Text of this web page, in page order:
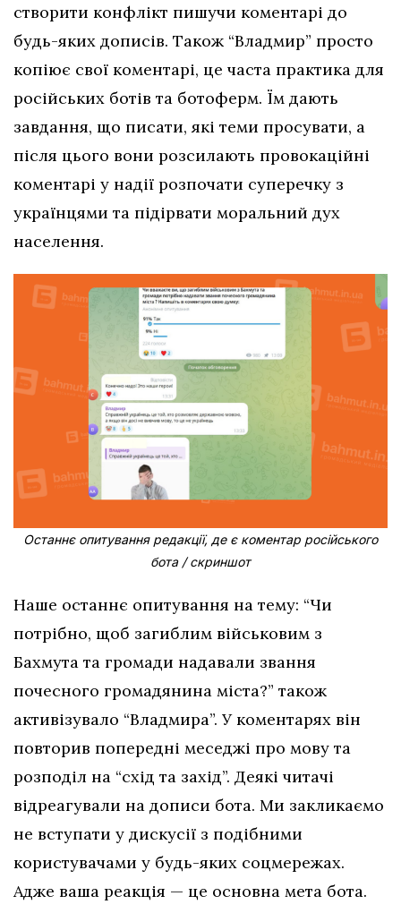
створити конфлікт пишучи коментарі до
будь-яких дописів. Також “Владмир” просто
копіює свої коментарі, це часта практика для
російських ботів та ботоферм. Їм дають
завдання, що писати, які теми просувати, а
після цього вони розсилають провокаційні
коментарі у надії розпочати суперечку з
українцями та підірвати моральний дух
населення.
Останнє опитування редакції, де є коментар російського
бота / скриншот
Наше останнє опитування на тему: “Чи
потрібно, щоб загиблим військовим з
Бахмута та громади надавали звання
почесного громадянина міста?” також
активізувало “Владмира”. У коментарях він
повторив попередні меседжі про мову та
розподіл на “схід та захід”. Деякі читачі
відреагували на дописи бота. Ми закликаємо
не вступати у дискусії з подібними
користувачами у будь-яких соцмережах.
Адже ваша реакція — це основна мета бота.